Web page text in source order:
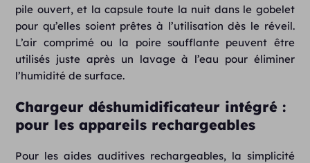
pile ouvert, et la capsule toute la nuit dans le gobelet
pour qu’elles soient prêtes à l’utilisation dès le réveil.
L’air comprimé ou la poire soufflante peuvent être
utilisés juste après un lavage à l’eau pour éliminer
l’humidité de surface.
Chargeur déshumidificateur intégré :
pour les appareils rechargeables
Pour les aides auditives rechargeables, la simplicité